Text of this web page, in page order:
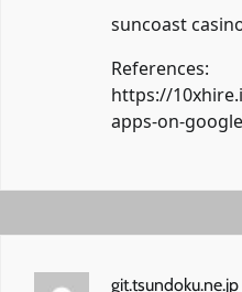
suncoast
References:
https://
apps-on-
git.tsundoku.ne.jp